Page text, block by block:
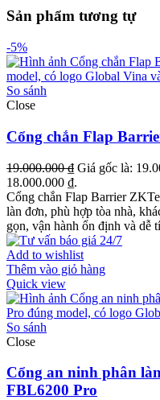
Sản phẩm tương tự
-5%
So sánh
Close
Cổng chắn Flap
19.000.000₫ Giá gốc là:
18.000.000 ₫.
Cổng chắn Flap Barrier
làn đơn, phù hợp tòa nhà,
gọn, vận hành ổn định và dễ
Add to wishlist
Thêm vào giỏ hàng
Quick view
So sánh
Close
Cổng an ninh phân
FBL6200 Pro